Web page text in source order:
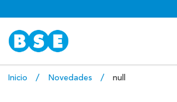
Inicio Novedades null